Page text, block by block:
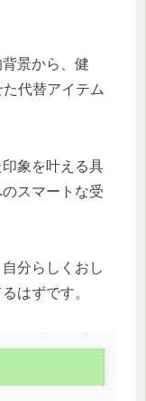
景から、健
代替アイテム
象を叶える具
スマートな受
分らしくおし
はずです。